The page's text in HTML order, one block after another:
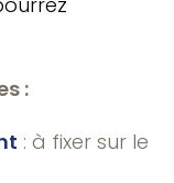
:
: à fixer sur le